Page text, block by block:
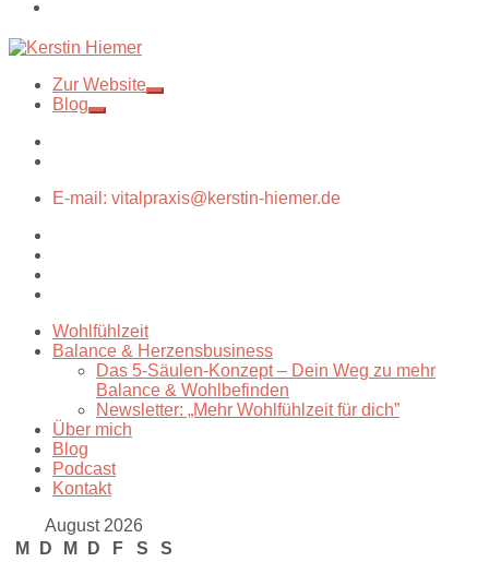
Zur Website
Blog
E-mail: vitalpraxis@kerstin-hiemer.de
Wohlfühlzeit
Balance & Herzensbusiness
Das 5-Säulen-Konzept – Dein Weg zu mehr
Balance & Wohlbefinden
Newsletter: „Mehr Wohlfühlzeit für dich”
Über mich
Blog
Podcast
Kontakt
August 2026
M
D M D F S
S